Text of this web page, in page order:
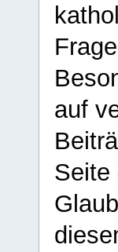
auf
Seite